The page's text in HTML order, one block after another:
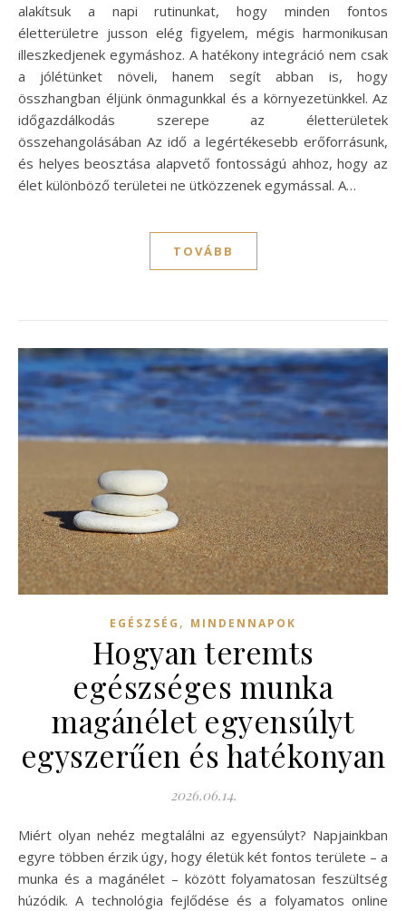
alakítsuk a napi rutinunkat, hogy minden fontos
életterületre jusson elég figyelem, mégis harmonikusan
illeszkedjenek egymáshoz. A hatékony integráció nem csak
a jólétünket növeli, hanem segít abban is, hogy
összhangban éljünk önmagunkkal és a környezetünkkel. Az
időgazdálkodás szerepe az életterületek
összehangolásában Az idő a legértékesebb erőforrásunk,
és helyes beosztása alapvető fontosságú ahhoz, hogy az
élet különböző területei ne ütközzenek egymással. A…
TOVÁBB
EGÉSZSÉG , MINDENNAPOK
Hogyan teremts
egészséges munka
magánélet egyensúlyt
egyszerűen és hatékonyan
2026.06.14.
Miért olyan nehéz megtalálni az egyensúlyt? Napjainkban
egyre többen érzik úgy, hogy életük két fontos területe – a
munka és a magánélet – között folyamatosan feszültség
húzódik. A technológia fejlődése és a folyamatos online